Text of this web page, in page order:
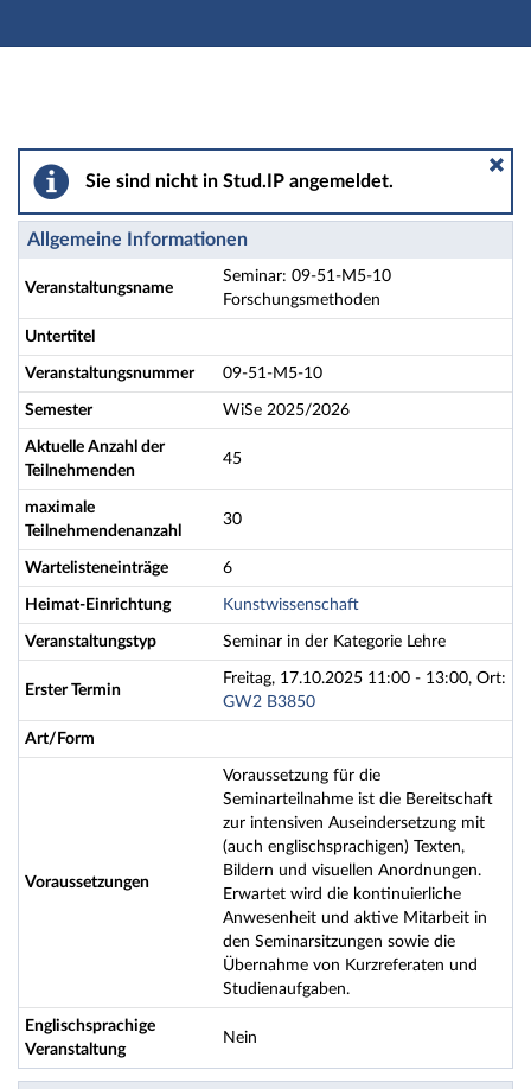
Hauptnavigation
Seminar: 09-51-M5-10 Forschungsmethoden - Details
Sie sind nicht in Stud.IP angemeldet.
Allgemeine Informationen
Veranstaltungsname
Seminar: 09-51-M5-10
Forschungsmethoden
Untertitel
Veranstaltungsnummer 09-51-M5-10
Semester WiSe 2025/2026
Aktuelle Anzahl der
Teilnehmenden
45
maximale
Teilnehmendenanzahl
30
Wartelisteneinträge 6
Heimat-Einrichtung Kunstwissenschaft
Veranstaltungstyp Seminar in der Kategorie Lehre
Erster Termin
Freitag, 17.10.2025 11:00 - 13:00, Ort:
GW2 B3850
Art/Form
Voraussetzungen
Voraussetzung für die
Seminarteilnahme ist die Bereitschaft
zur intensiven Auseindersetzung mit
(auch englischsprachigen) Texten,
Bildern und visuellen Anordnungen.
Erwartet wird die kontinuierliche
Anwesenheit und aktive Mitarbeit in
den Seminarsitzungen sowie die
Übernahme von Kurzreferaten und
Studienaufgaben.
Englischsprachige
Veranstaltung
Nein